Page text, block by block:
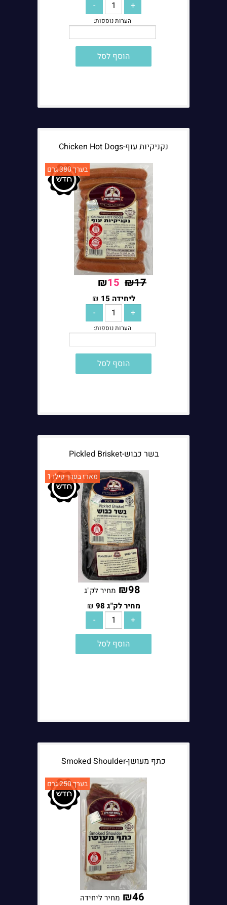
הערות נוספות:
הוסף לסל
נקניקיות עוף-Chicken Hot Dogs
בערך 380 גרם
₪17
₪15
ליחידה 15
₪
הוסף לסל
בשר כבוש-Pickled Brisket
מארז בערך קילו 1
₪98
מחיר לק"ג
מחיר לק"ג 98
₪
הוסף לסל
כתף מעושן-Smoked Shoulder
בערך 250 גרם
₪46
מחיר ליחידה